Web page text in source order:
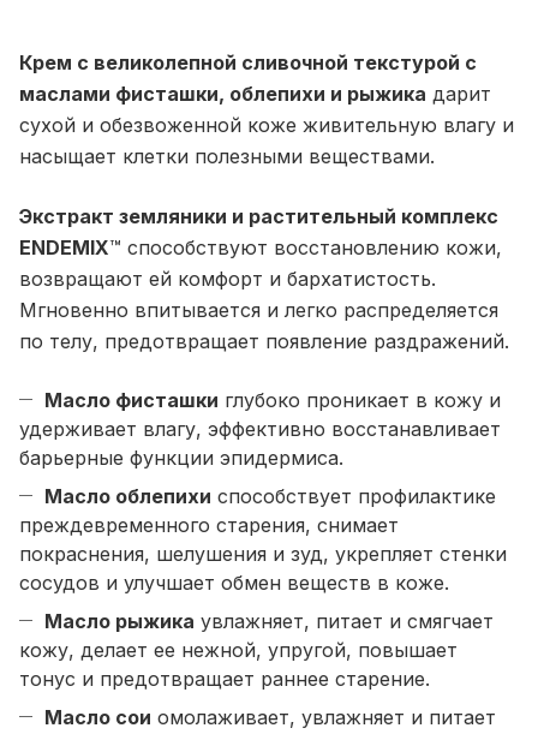
Крем с великолепной сливочной текстурой с
маслами фисташки, облепихи и рыжика дарит
сухой и обезвоженной коже живительную влагу и
насыщает клетки полезными веществами.
Экстракт земляники и растительный комплекс
ENDEMIX™ способствуют восстановлению кожи,
возвращают ей комфорт и бархатистость.
Мгновенно впитывается и легко распределяется
по телу, предотвращает появление раздражений.
Масло фисташки глубоко проникает в кожу и
удерживает влагу, эффективно восстанавливает
барьерные функции эпидермиса.
Масло облепихи способствует профилактике
преждевременного старения, снимает
покраснения, шелушения и зуд, укрепляет стенки
сосудов и улучшает обмен веществ в коже.
Масло рыжика увлажняет, питает и смягчает
кожу, делает ее нежной, упругой, повышает
тонус и предотвращает раннее старение.
Масло сои омолаживает, увлажняет и питает